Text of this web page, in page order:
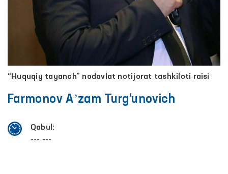
“Huquqiy tayanch” nodavlat notijorat tashkiloti raisi
Farmonov Aʼzam Turg‘unovich
Qabul:
--- ---